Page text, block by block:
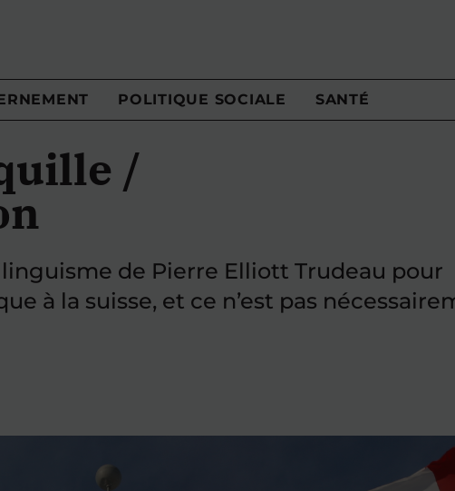
POLITIQUE SOCIALE SANTÉ
/
de Pierre Elliott Trudeau pour
à la suisse, et ce n’est pas